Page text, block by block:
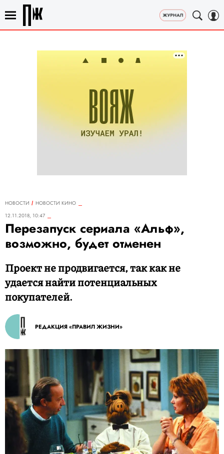
НОВОСТИ
НОВОСТИ КИНО
12.11.2018, 10:47
Перезапуск сериала «Альф»,
возможно, будет отменен
Проект не продвигается, так как не
удается найти потенциальных
покупателей.
РЕДАКЦИЯ «ПРАВИЛ ЖИЗНИ»